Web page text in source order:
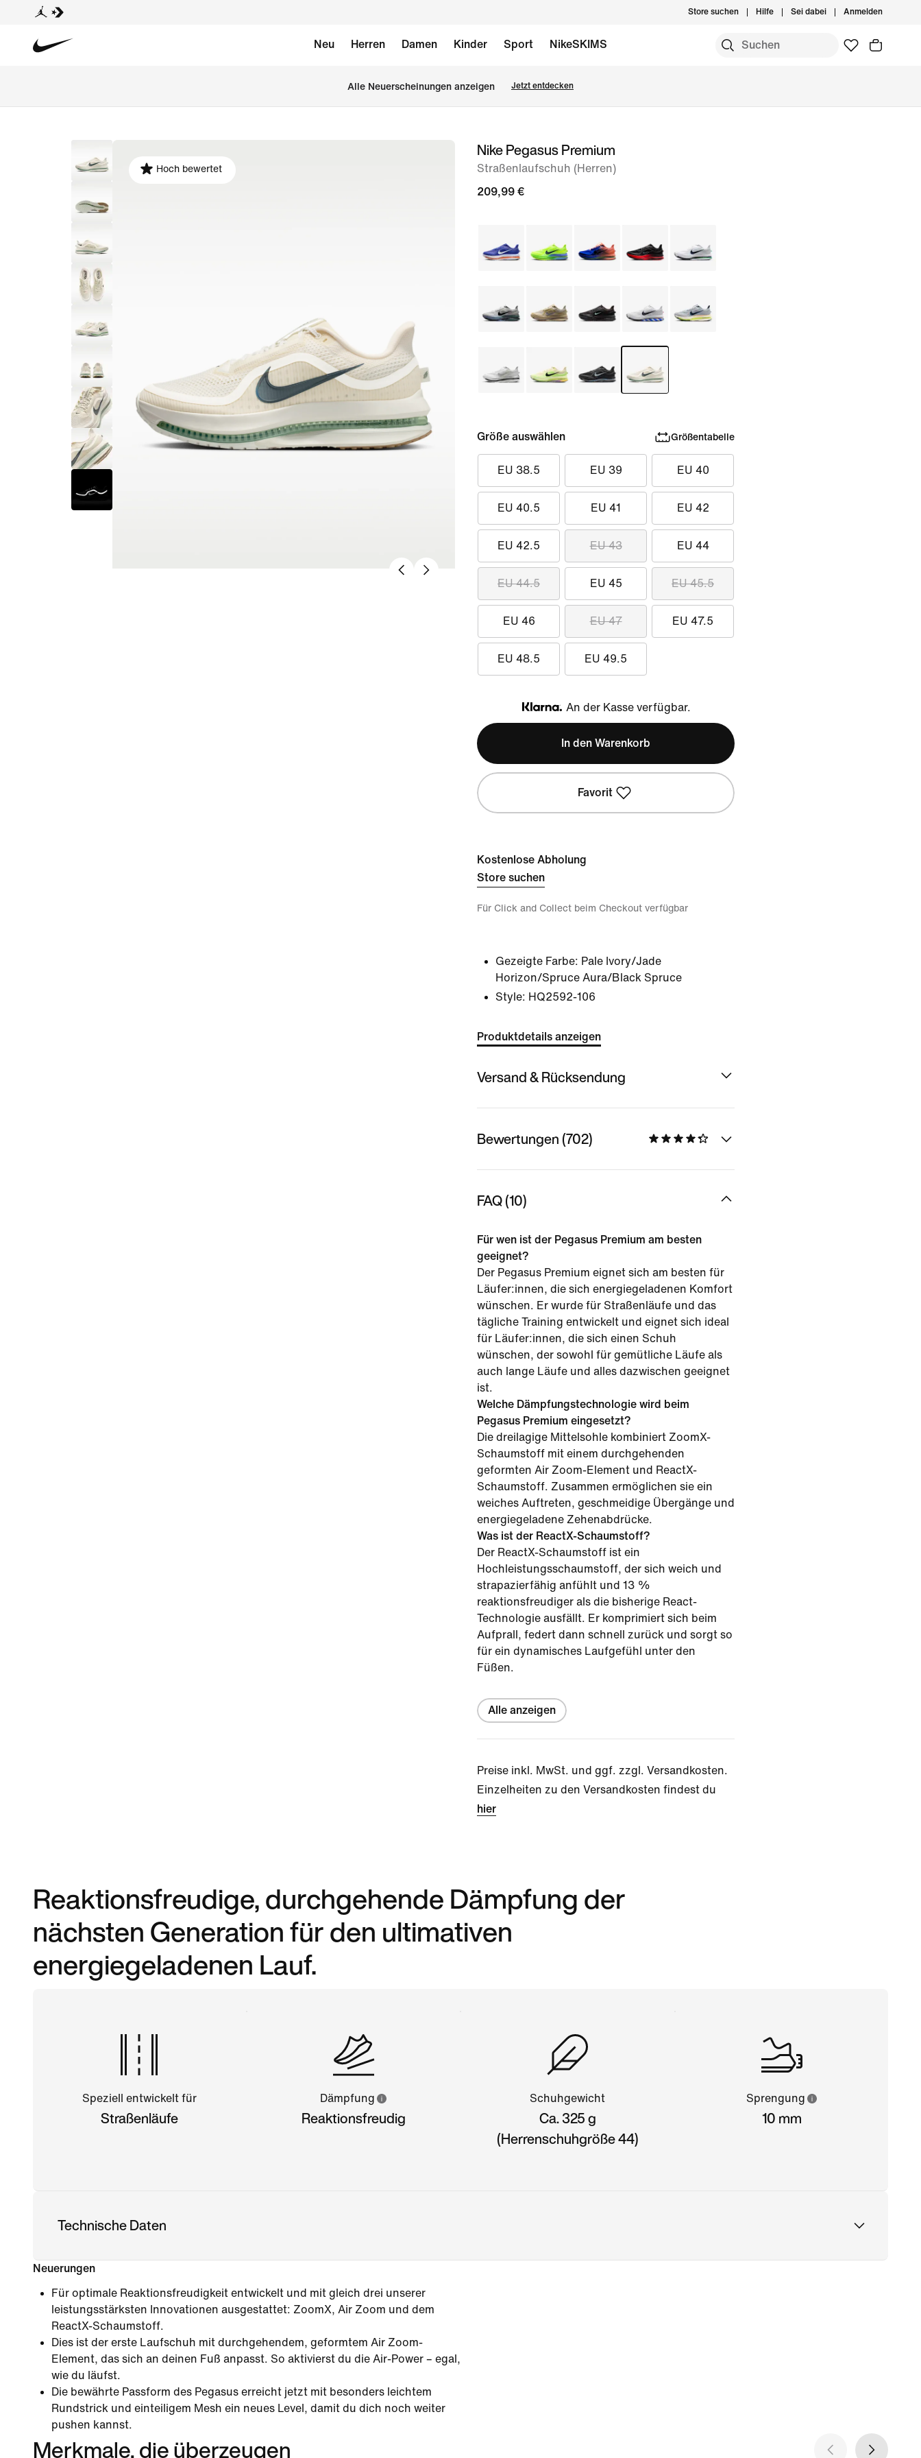
Store suchen Hilfe Sei dabei Anmelden
Neu Herren Damen Kinder Sport NikeSKIMS
Alle Neuerscheinungen anzeigen Jetzt entdecken
Bild 1
Hoch bewertet
Nike Pegasus Premium
Straßenlaufschuh (Herren)
209,99 €
Größe auswählen Größentabelle
EU 38.5 EU 39 EU 40
EU 40.5 EU 41 EU 42
EU 42.5 EU 43 EU 44
EU 44.5 EU 45 EU 45.5
EU 46 EU 47 EU 47.5
EU 48.5 EU 49.5
Klarna
An der Kasse verfügbar.
In den Warenkorb
Favorit
Kostenlose Abholung
Store suchen
Für Click and Collect beim Checkout verfügbar
Gezeigte Farbe: Pale Ivory/Jade
Horizon/Spruce Aura/Black Spruce
Style: HQ2592-106
Produktdetails anzeigen
Versand & Rücksendung
Bewertungen (702)
FAQ (10)
Für wen ist der Pegasus Premium am besten
geeignet?
Der Pegasus Premium eignet sich am besten für
Läufer:innen, die sich energiegeladenen Komfort
wünschen. Er wurde für Straßenläufe und das
tägliche Training entwickelt und eignet sich ideal
für Läufer:innen, die sich einen Schuh
wünschen, der sowohl für gemütliche Läufe als
auch lange Läufe und alles dazwischen geeignet
ist.
Welche Dämpfungstechnologie wird beim
Pegasus Premium eingesetzt?
Die dreilagige Mittelsohle kombiniert ZoomX-
Schaumstoff mit einem durchgehenden
geformten Air Zoom-Element und ReactX-
Schaumstoff. Zusammen ermöglichen sie ein
weiches Auftreten, geschmeidige Übergänge und
energiegeladene Zehenabdrücke.
Was ist der ReactX-Schaumstoff?
Der ReactX-Schaumstoff ist ein
Hochleistungsschaumstoff, der sich weich und
strapazierfähig anfühlt und 13 %
reaktionsfreudiger als die bisherige React-
Technologie ausfällt. Er komprimiert sich beim
Aufprall, federt dann schnell zurück und sorgt so
für ein dynamisches Laufgefühl unter den
Füßen.
Alle anzeigen
Preise inkl. MwSt. und ggf. zzgl. Versandkosten.
Einzelheiten zu den Versandkosten findest du
hier
Reaktionsfreudige, durchgehende Dämpfung der
nächsten Generation für den ultimativen
energiegeladenen Lauf.
Speziell entwickelt für
Straßenläufe
Dämpfung
Reaktionsfreudig
Schuhgewicht
Ca. 325 g
(Herrenschuhgröße 44)
Sprengung
10 mm
Technische Daten
Neuerungen
Für optimale Reaktionsfreudigkeit entwickelt und mit gleich drei unserer
leistungsstärksten Innovationen ausgestattet: ZoomX, Air Zoom und dem
ReactX-Schaumstoff.
Dies ist der erste Laufschuh mit durchgehendem, geformtem Air Zoom-
Element, das sich an deinen Fuß anpasst. So aktivierst du die Air-Power – egal,
wie du läufst.
Die bewährte Passform des Pegasus erreicht jetzt mit besonders leichtem
Rundstrick und einteiligem Mesh ein neues Level, damit du dich noch weiter
pushen kannst.
Merkmale, die überzeugen